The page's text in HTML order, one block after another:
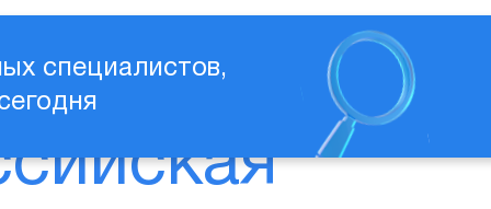
специалистов,
ПортфолиоКоманда